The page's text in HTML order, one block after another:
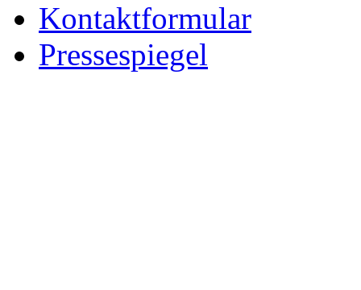
Kontaktformular
Pressespiegel